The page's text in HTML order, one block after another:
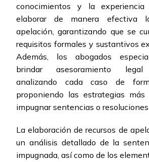
conocimientos y la experiencia
elaborar de manera efectiva
apelación, garantizando que se
requisitos formales y sustantivos
Además, los abogados
brindar asesoramiento legal
analizando cada caso de
proponiendo las estrategias más
impugnar sentencias o
La elaboración de recursos de
un análisis detallado de la
impugnada, así como de los